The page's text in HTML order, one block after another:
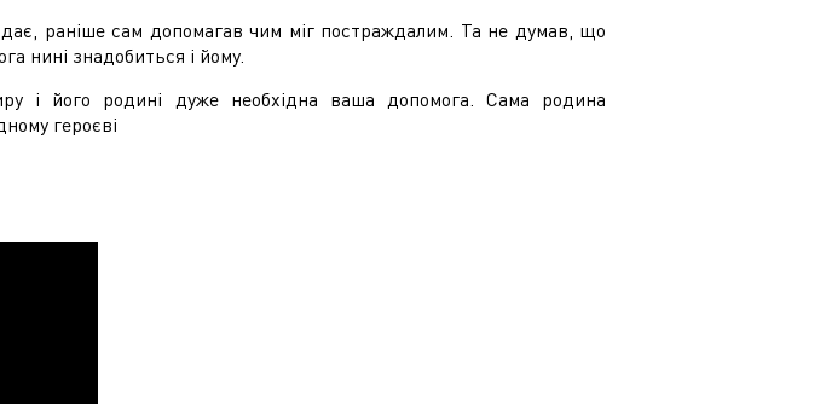
раніше сам допомагав чим міг постраждалим. Та не думав, що
нині знадобиться і йому.
і його родині дуже необхідна ваша допомога. Сама родина
героєві